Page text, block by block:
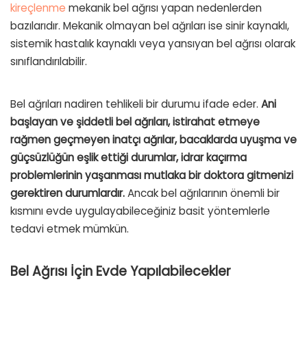
kireçlenme mekanik bel ağrısı yapan nedenlerden
bazılarıdır. Mekanik olmayan bel ağrıları ise sinir kaynaklı,
sistemik hastalık kaynaklı veya yansıyan bel ağrısı olarak
sınıflandırılabilir.
Bel ağrıları nadiren tehlikeli bir durumu ifade eder. Ani
başlayan ve şiddetli bel ağrıları, istirahat etmeye
rağmen geçmeyen inatçı ağrılar, bacaklarda uyuşma ve
güçsüzlüğün eşlik ettiği durumlar, idrar kaçırma
problemlerinin yaşanması mutlaka bir doktora gitmenizi
gerektiren durumlardır.Ancak bel ağrılarının önemli bir
kısmını evde uygulayabileceğiniz basit yöntemlerle
tedavi etmek mümkün.
Bel Ağrısı İçin Evde Yapılabilecekler